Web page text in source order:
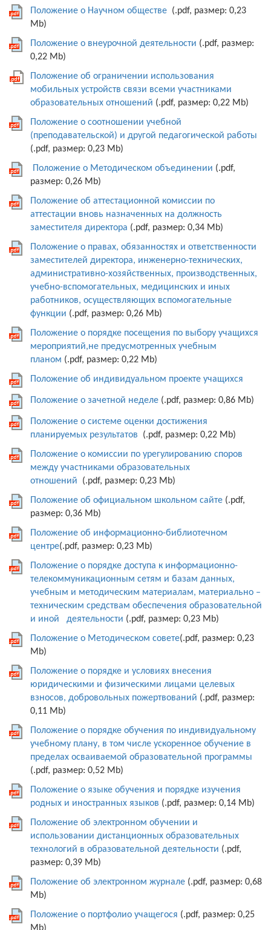
Положение о Научном обществе (.pdf, размер: 0,23
Mb)
Положение о внеурочной деятельности (.pdf, размер:
0,22 Mb)
Положение об ограничении использования
мобильных устройств связи всеми участниками
образовательных отношений (.pdf, размер: 0,22 Mb)
Положение о соотношении учебной
(преподавательской) и другой педагогической работы
(.pdf, размер: 0,23 Mb)
Положение о Методическом объединении (.pdf,
размер: 0,26 Mb)
Положение об аттестационной комиссии по
аттестации вновь назначенных на должность
заместителя директора (.pdf, размер: 0,34 Mb)
Положение о правах, обязанностях и ответственности
заместителей директора, инженерно-технических,
административно-хозяйственных, производственных,
учебно-вспомогательных, медицинских и иных
работников, осуществляющих вспомогательные
функции (.pdf, размер: 0,26 Mb)
Положение о порядке посещения по выбору учащихся
мероприятий,не предусмотренных учебным
планом (.pdf, размер: 0,22 Mb)
Положение об индивидуальном проекте учащихся
Положение о зачетной неделе (.pdf, размер: 0,86 Mb)
Положение о системе оценки достижения
планируемых результатов (.pdf, размер: 0,22 Mb)
Положение о комиссии по урегулированию споров
между участниками образовательных
отношений
(.pdf, размер: 0,23 Mb)
Положение об официальном школьном сайте (.pdf,
размер: 0,36 Mb)
Положение об информационно-библиотечном
центре(.pdf, размер: 0,23 Mb)
Положение о порядке доступа к информационно-
телекоммуникационным сетям и базам данных,
учебным и методическим материалам, материально –
техническим средствам обеспечения образовательной
и иной деятельности (.pdf, размер: 0,23 Mb)
Положение о Методическом совете(.pdf, размер: 0,23
Mb)
Положение о порядке и условиях внесения
юридическими и физическими лицами целевых
взносов, добровольных пожертвований (.pdf, размер:
0,11 Mb)
Положение о порядке обучения по индивидуальному
учебному плану, в том числе ускоренное обучение в
пределах осваиваемой образовательной программы
(.pdf, размер: 0,52 Mb)
Положение о языке обучения и порядке изучения
родных и иностранных языков (.pdf, размер: 0,14 Mb)
Положение об электронном обучении и
иcпользовании дистанционных образовательных
технологий в образовательной деятельности (.pdf,
размер: 0,39 Mb)
Положение об электронном журнале (.pdf, размер: 0,68
Mb)
Положение о портфолио учащегося (.pdf, размер: 0,25